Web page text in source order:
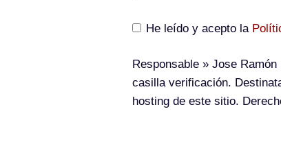
He leído y acepto la
Responsable » Jose Ramón
casilla verificación.
hosting de este sitio.